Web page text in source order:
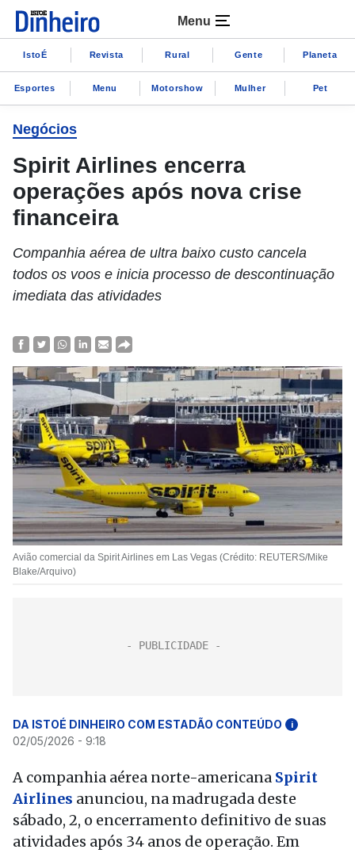
Menu
IstoÉ Revista Rural Gente Planeta
Esportes Menu Motorshow Mulher Pet
Negócios
Spirit Airlines encerra
operações após nova crise
financeira
Companhia aérea de ultra baixo custo cancela
todos os voos e inicia processo de descontinuação
imediata das atividades
Avião comercial da Spirit Airlines em Las Vegas (Crédito: REUTERS/Mike
Blake/Arquivo)
DA ISTOÉ DINHEIRO COM ESTADÃO CONTEÚDO i
02/05/2026 - 9:18
A companhia aérea norte-americana Spirit
Airlines anunciou, na madrugada deste
sábado, 2, o encerramento definitivo de suas
atividades após 34 anos de operação. Em